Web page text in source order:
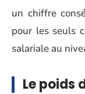
un chiffre
pour les seuls
salariale au
Le poids